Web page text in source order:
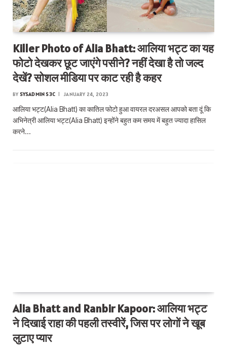
Killer Photo of Alia Bhatt: आलिया भट्ट का यह
फोटो देखकर छूट जाएंगे पसीने? नहीं देखा है तो जल्द
देखें? सोशल मीडिया पर काट रही है कहर
BY SYSADMIN S3C JANUARY 24, 2023
आलिया भट्ट(Alia Bhatt) का कातिल फोटो हुआ वायरल दरअसल आपको बता दूं कि
अभिनेत्री आलिया भट्ट(Alia Bhatt) इन्होंने बहुत कम समय में बहुत ज्यादा हासिल
करने…
Alia Bhatt and Ranbir Kapoor: आलिया भट्ट
ने दिखाई राहा की पहली तस्वीरें, जिस पर लोगों ने खूब
लुटाए प्यार